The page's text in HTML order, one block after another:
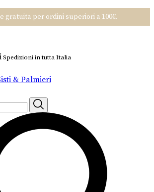
gratuita per ordini superiori a 100€.
Spedizioni in tutta Italia